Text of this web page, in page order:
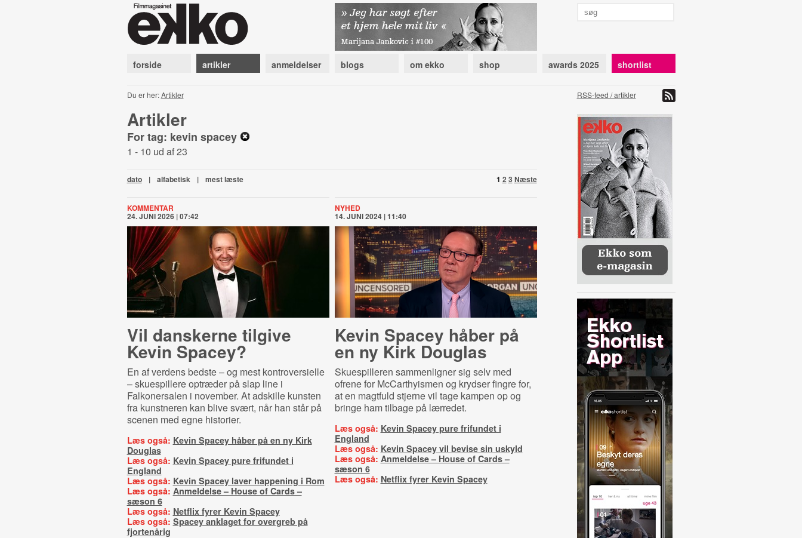
forside artikler anmeldelser blogs om ekko shop awards 2025 shortlist
Du er her:Artikler RSS-feed / artikler
Artikler
For tag: kevin spacey
1 - 10 ud af 23
1 2 3 Næste
dato | alfabetisk | mest læste
KOMMENTAR
24. JUNI 2026 | 07:42
Vil danskerne tilgive
Kevin Spacey?
En af verdens bedste – og mest kontroversielle
– skuespillere optræder på slap line i
Falkonersalen i november. At adskille kunsten
fra kunstneren kan blive svært, når han står på
scenen med egne historier.
Læs også: Kevin Spacey håber på en ny Kirk
Douglas
Læs også: Kevin Spacey pure frifundet i
England
Læs også: Kevin Spacey laver happening i Rom
Læs også: Anmeldelse – House of Cards –
sæson 6
Læs også: Netflix fyrer Kevin Spacey
Læs også: Spacey anklaget for overgreb på
fjortenårig
NYHED
14. JUNI 2024 | 11:40
Kevin Spacey håber på
en ny Kirk Douglas
Skuespilleren sammenligner sig selv med
ofrene for McCarthyismen og krydser fingre for,
at en magtfuld stjerne vil tage kampen op og
bringe ham tilbage på lærredet.
Læs også: Kevin Spacey pure frifundet i
England
Læs også: Kevin Spacey vil bevise sin uskyld
Læs også: Anmeldelse – House of Cards –
sæson 6
Læs også: Netflix fyrer Kevin Spacey